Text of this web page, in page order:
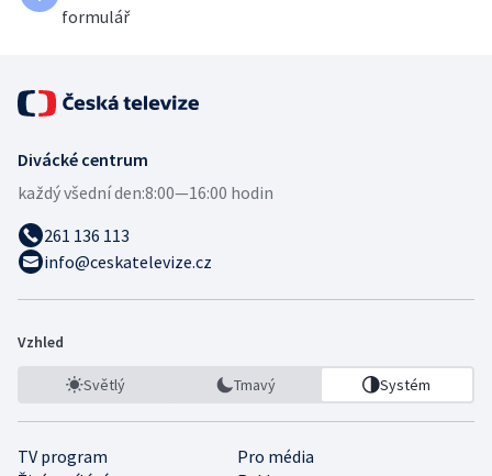
formulář
Divácké centrum
každý všední den:8:00—16:00 hodin
261 136 113
info@ceskatelevize.cz
Vzhled
Světlý Tmavý Systém
TV program
Pro média